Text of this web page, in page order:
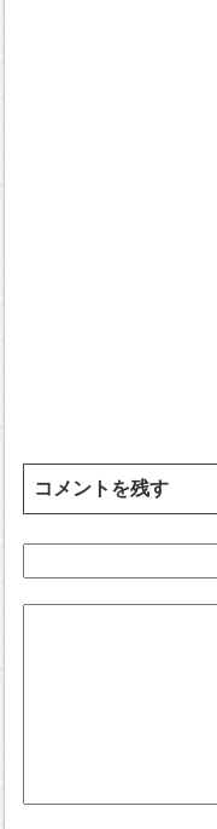
コメントを残す